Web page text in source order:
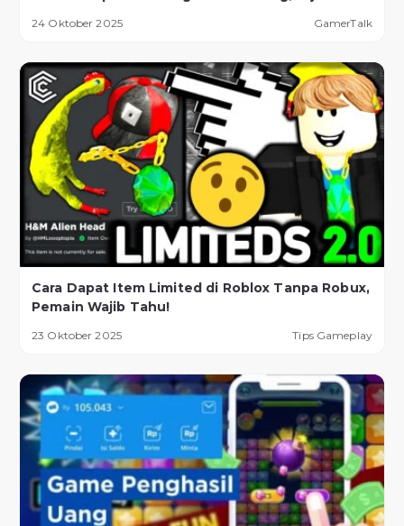
24 Oktober 2025 GamerTalk
Cara Dapat Item Limited di Roblox Tanpa Robux,
Pemain Wajib Tahu!
23 Oktober 2025 Tips Gameplay